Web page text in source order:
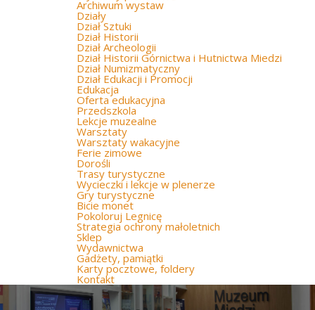
Archiwum wystaw
Działy
Dział Sztuki
Dział Historii
Dział Archeologii
Dział Historii Górnictwa i Hutnictwa Miedzi
Dział Numizmatyczny
Dział Edukacji i Promocji
Edukacja
Oferta edukacyjna
Przedszkola
Lekcje muzealne
Warsztaty
Warsztaty wakacyjne
Ferie zimowe
Dorośli
Trasy turystyczne
Wycieczki i lekcje w plenerze
Gry turystyczne
Bicie monet
Pokoloruj Legnicę
Strategia ochrony małoletnich
Sklep
Wydawnictwa
Gadżety, pamiątki
Karty pocztowe, foldery
Kontakt